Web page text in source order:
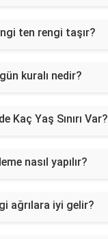
ten rengi taşır?
kuralı nedir?
Kaç Yaş Sınırı Var?
nasıl yapılır?
ağrılara iyi gelir?